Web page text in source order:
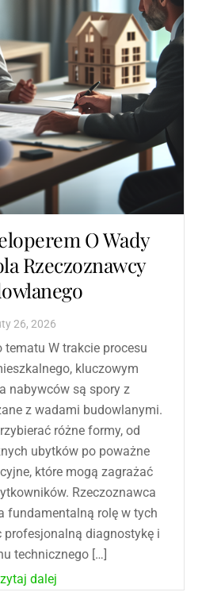
O Wady
Rzeczoznawcy
26, 2026
tematu W trakcie procesu
kluczowym
nabywców są spory z
z wadami budowlanymi.
różne formy, od
ubytków po poważne
które mogą zagrażać
Rzeczoznawca
fundamentalną rolę w tych
profesjonalną diagnostykę i
technicznego […]
dalej